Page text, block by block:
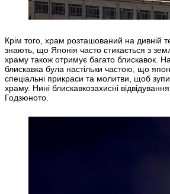
Крім того, храм розташований на дивній
знають, що Японія часто стикається з
храму також отримує багато блискавок.
блискавка була настільки частою, що
спеціальні прикраси та молитви, щоб
храму. Нині блискавкозахисні
Годзюното.